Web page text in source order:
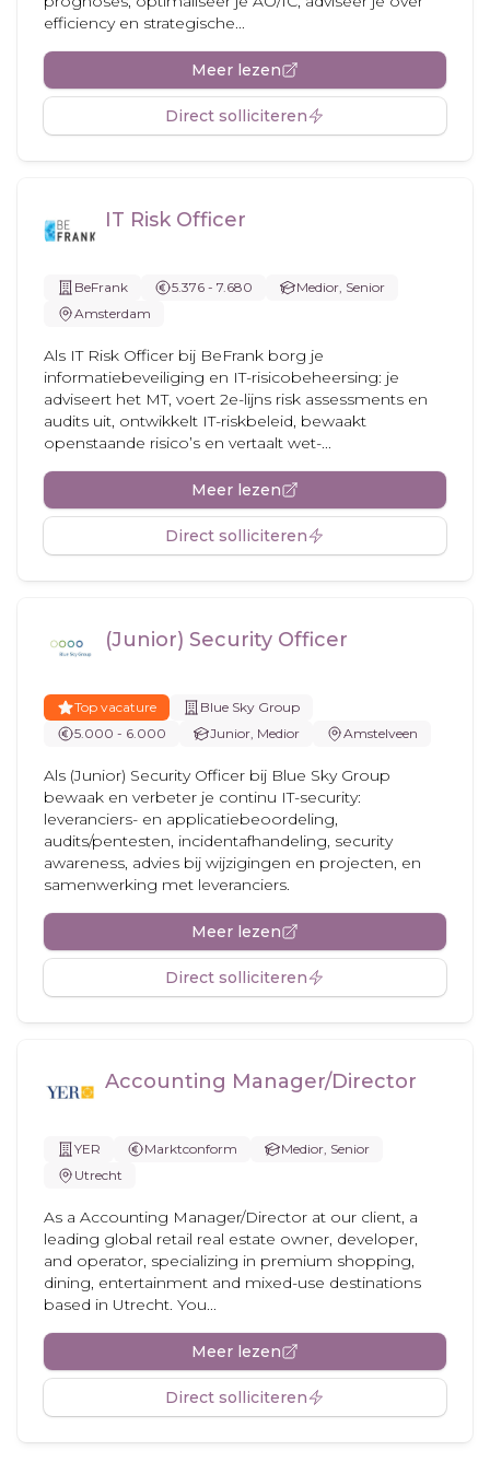
efficiency en strategische...
Meer lezen
Direct solliciteren
IT Risk Officer
BeFrank 5.376 - 7.680
Medior, Senior
Amsterdam
Als IT Risk Officer bij BeFrank borg je
informatiebeveiliging en IT-risicobeheersing: je
adviseert het MT, voert 2e-lijns risk assessments en
audits uit, ontwikkelt IT-riskbeleid, bewaakt
openstaande risico’s en vertaalt wet-...
Meer lezen
Direct solliciteren
(Junior) Security Officer
Top vacature
Blue Sky Group
5.000 - 6.000
Junior, Medior Amstelveen
Als (Junior) Security Officer bij Blue Sky Group
bewaak en verbeter je continu IT-security:
leveranciers- en applicatiebeoordeling,
audits/pentesten, incidentafhandeling, security
awareness, advies bij wijzigingen en projecten, en
samenwerking met leveranciers.
Meer lezen
Direct solliciteren
Accounting Manager/Director
YER Marktconform
Medior, Senior
Utrecht
As a Accounting Manager/Director at our client, a
leading global retail real estate owner, developer,
and operator, specializing in premium shopping,
dining, entertainment and mixed-use destinations
based in Utrecht. You...
Meer lezen
Direct solliciteren